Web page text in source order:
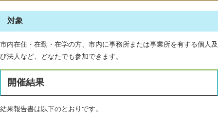
対象
市内在住・在勤・在学の方、市内に事務所または事業所を有する個人及
び法人など、どなたでも参加できます。
開催結果
結果報告書は以下のとおりです。